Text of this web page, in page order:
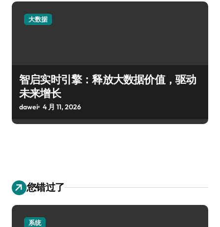
大数据
智启实时引擎：释放大数据价值，驱动
未来增长
dawei 4 月 11, 2026
您错过了
系统